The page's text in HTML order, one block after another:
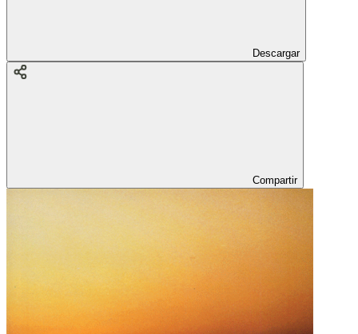
Descargar
Compartir